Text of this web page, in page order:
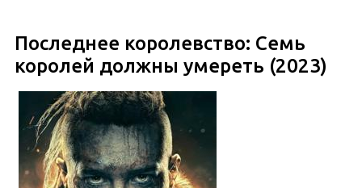
Последнее королевство: Семь
королей должны умереть (2023)